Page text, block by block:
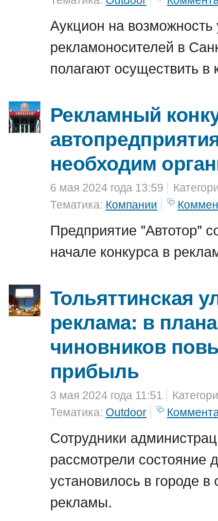
Аукцион на возможность
рекламоносителей в
полагают осуществить в
Рекламный
необходим
6 мая 2024 года 13:59
Тематика: Компании
Предприятие "Автотор"
начале конкурса в
Тольяттинская
реклама: в
чиновников
прибыль
3 мая 2024 года 11:51
Тематика: Outdoor
Сотрудники
рассмотрели состояние
установилось в городе
рекламы.